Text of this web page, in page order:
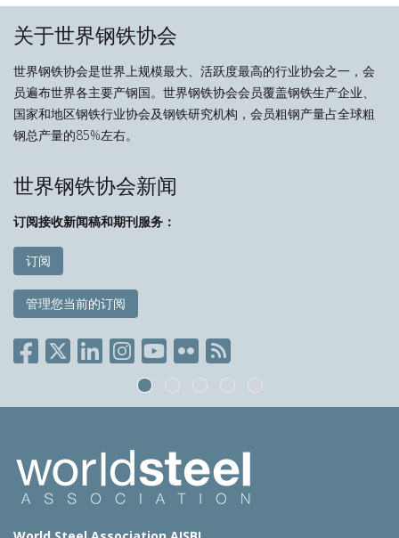
关于世界钢铁协会
世界钢铁协会是世界上规模最大、活跃度最高的行业协会之一，会
员遍布世界各主要产钢国。世界钢铁协会会员覆盖钢铁生产企业、
国家和地区钢铁行业协会及钢铁研究机构，会员粗钢产量占全球粗
钢总产量的85%左右。
世界钢铁协会新闻
订阅接收新闻稿和期刊服务：
订阅
管理您当前的订阅